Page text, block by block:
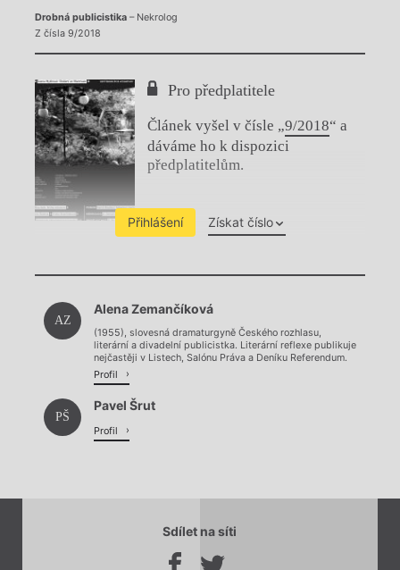
Drobná publicistika– Nekrolog
Z čísla 9/2018
Pro předplatitele
Článek vyšel v čísle „9/2018“ a
dáváme ho k dispozici
předplatitelům.
Přihlášení Získat číslo
Chviličku.
Načítá se.
AZ
Alena Zemančíková
(1955), slovesná dramaturgyně Českého rozhlasu,
literární a divadelní publicistka. Literární reflexe publikuje
nejčastěji v Listech, Salónu Práva a Deníku Referendum.
Profil
PŠ
Pavel Šrut
Profil
Sdílet na síti